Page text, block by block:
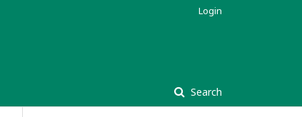
Search
Login